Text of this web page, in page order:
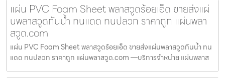
แผ่น PVC Foam Sheet พลาสวูดร้อยเอ็ด ขายส่งแผ่
นพลาสวูดกันน้ำ ทนแดด ทนปลวก ราคาถูก แผ่นพลา
สวูด.com
แผ่น PVC Foam Sheet พลาสวูดร้อยเอ็ด ขายส่งแผ่นพลาสวูดกันน้ำ ทน
แดด ทนปลวก ราคาถูก แผ่นพลาสวูด.com —บริการจำหน่าย แผ่นพลาส